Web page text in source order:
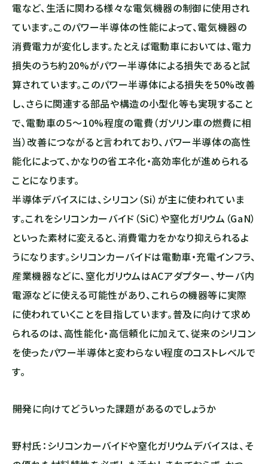
電など、生活に関わる様々な電気機器の制御に使用され
ています。このパワー半導体の性能によって、電気機器の
消費電力が変化します。たとえば電動⾞においては、電力
損失のうち約20%がパワー半導体による損失であると試
算されています。このパワー半導体による損失を50%改善
し、さらに関連する部品や構造の小型化等も実現すること
で、電動⾞の５〜10%程度の電費（ガソリン車の燃費に相
当）改善につながると言われており、パワー半導体の高性
能化によって、かなりの省エネ化・高効率化が進められる
ことになります。
半導体デバイスには、シリコン（Si）が主に使われていま
す。これをシリコンカーバイド（SiC）や窒化ガリウム（GaN）
といった素材に変えると、消費電力をかなり抑えられるよ
うになります。シリコンカーバイドは電動⾞・充電インフラ、
産業機器などに、窒化ガリウムはACアダプター、サーバ内
電源などに使える可能性があり、これらの機器等に実際
に使われていくことを目指しています。普及に向けて求め
られるのは、⾼性能化・⾼信頼化に加えて、従来のシリコン
を使ったパワー半導体と変わらない程度のコストレベルで
す。
――開発に向けてどういった課題があるのでしょうか
野村氏：シリコンカーバイドや窒化ガリウムデバイスは、そ